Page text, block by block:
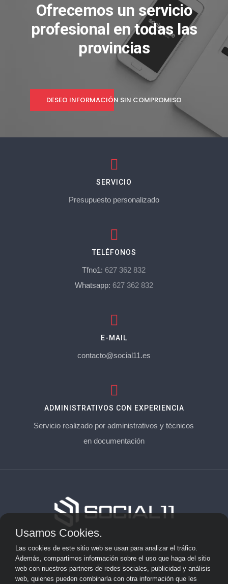
Ofrecemos un servicio
profesional en todas las
provincias
DESEO INFORMACIÓN SIN COMPROMISO
SERVICIO
Presupuesto personalizado
TELÉFONOS
Tfno1: 627 362 832
Whatsapp: 627 362 832
E-MAIL
contacto@social11.es
ADMINISTRATIVOS CON EXPERIENCIA
Servicio realizado por administrativos y técnicos
en documentación
Aviso Legal
Privacidad
Usamos Cookies.
Las cookies de este sitio web se usan para analizar el tráfico.
Además, compartimos información sobre el uso que haga del sitio
web con nuestros partners de redes sociales, publicidad y análisis
web, quienes pueden combinarla con otra información que les